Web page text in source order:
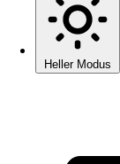
Heller Modus